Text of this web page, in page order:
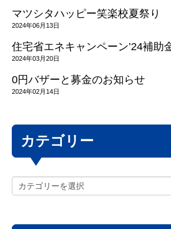
マツシタハッピー笑楽校夏祭り
2024年06月13日
住宅省エネキャンペーン’24補助
2024年03月20日
0円バザーと募金のお知らせ
2024年02月14日
カテゴリー